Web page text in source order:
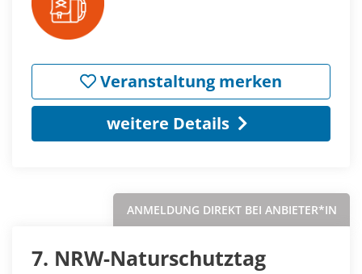
Veranstaltung merken
weitere Details
ANMELDUNG DIREKT BEI ANBIETER*IN
7. NRW-Naturschutztag